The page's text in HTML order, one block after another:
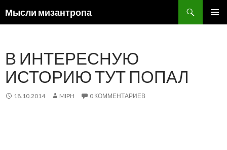
Мысли мизантропа
В ИНТЕРЕСНУЮ
ИСТОРИЮ ТУТ ПОПАЛ
18.10.2014 MIPH 0 КОММЕНТАРИЕВ